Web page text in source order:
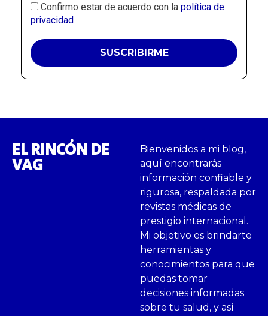
Confirmo estar de acuerdo con la política de
privacidad
EL RINCÓN DE
VAG
Bienvenidos a mi blog,
aquí encontrarás
información confiable y
rigurosa, respaldada por
revistas médicas de
prestigio internacional.
Mi objetivo es brindarte
herramientas y
conocimientos para que
puedas tomar
decisiones informadas
sobre tu salud, y así